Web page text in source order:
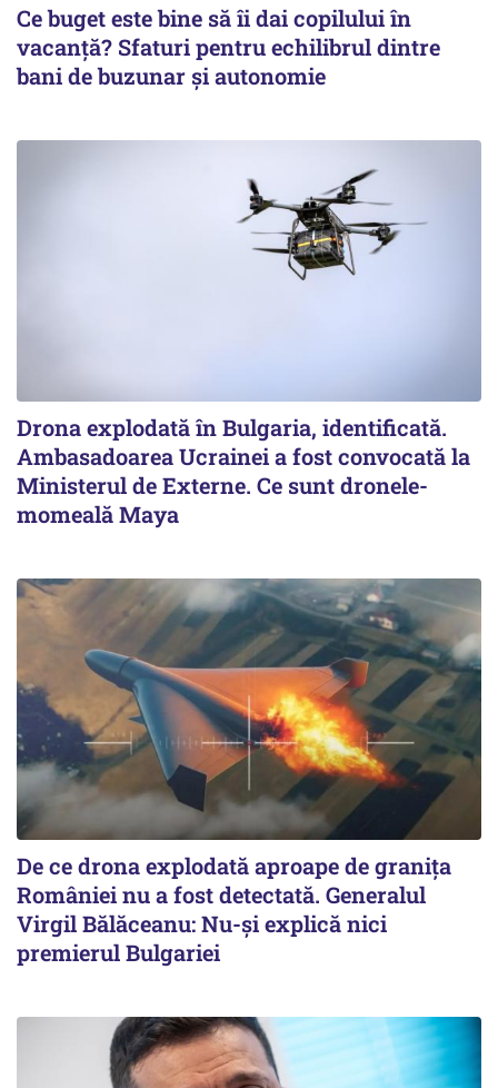
Ce buget este bine să îi dai copilului în
vacanță? Sfaturi pentru echilibrul dintre
bani de buzunar și autonomie
Drona explodată în Bulgaria, identificată.
Ambasadoarea Ucrainei a fost convocată la
Ministerul de Externe. Ce sunt dronele-
momeală Maya
De ce drona explodată aproape de granița
României nu a fost detectată. Generalul
Virgil Bălăceanu: Nu-și explică nici
premierul Bulgariei